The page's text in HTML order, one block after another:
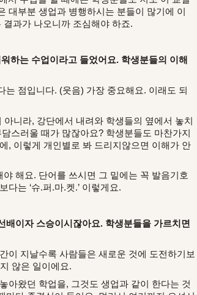
대부분 생업과 병행하시는 분들이 많기에 이
과가 나오니까 조심해야 하죠.
하는 수업이라고 들었어요. 학생분들의 이해
점입니다. (웃음) 가장 중요해요. 이래도 되
니라, 강단에서 내려와 학생들의 옆에서 놓치
스러울 때가 많잖아요? 학생분들도 마찬가지
, 이렇게 개인별로 봐 드리지않으면 이해가 안
해요. 단어를 쓰시면 그 밑에는 꼭 발음기호
다는 ‘슈.퍼.마.켓.’ 이렇게요.
이자 스승이시잖아요. 학생분들을 가르치면
이 지날수록 사람들은 새로운 것에 도전하기보
않은 일이에요.
아왔던 학업을, 그것도 생업과 같이 한다는 것